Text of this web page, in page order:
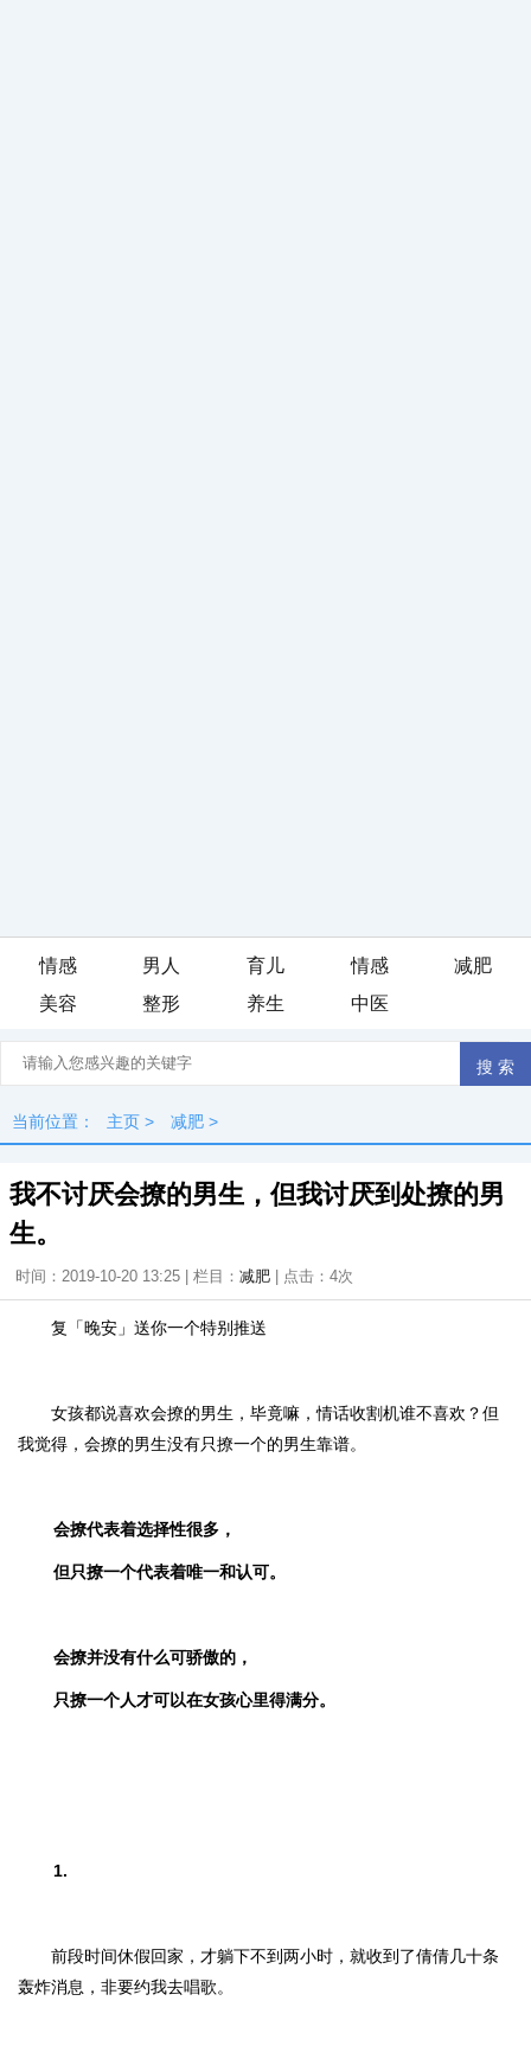
情感 男人 育儿 情感
减肥
美容
整形 养生 中医
当前位置： 主页 > 减肥 >
我不讨厌会撩的男生，但我讨厌到处撩的男
生。
时间：2019-10-20 13:25 | 栏目： 减肥 | 点击： 4次
复「晚安 」送你一个特别推送
女孩都说喜欢会撩的男生，毕竟嘛，情话收割机谁不喜欢？但
我觉得，会撩的男生没有只撩一个的男生靠谱。
会撩代表着选择性很多，
但只撩一个代表着唯一和认可。
会撩并没有什么可骄傲的，
只撩一个人才可以在女孩心里得满分。
1.
前段时间休假回家，才躺下不到两小时，就收到了倩倩几十条
轰炸消息，非要约我去唱歌。